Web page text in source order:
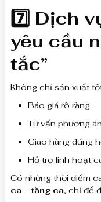
7️⃣ Dịch
yêu cầu
tắc”
Không chỉ sản xuất
Báo giá rõ ràng
Tư vấn phương
Giao hàng đúng
Hỗ trợ linh hoạt
Có những thời điểm
ca – tăng ca, chỉ để